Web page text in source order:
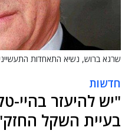
שרגא ברוש, נשיא התאחדות
חדשות
"יש להיעזר בהיי-
בעיית השקל